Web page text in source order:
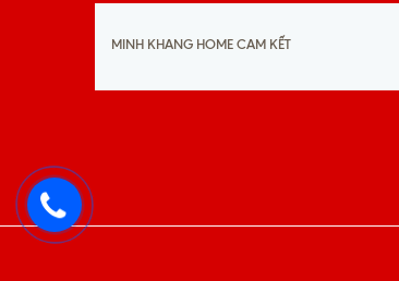
MINH KHANG HOME CAM KẾT
093
533